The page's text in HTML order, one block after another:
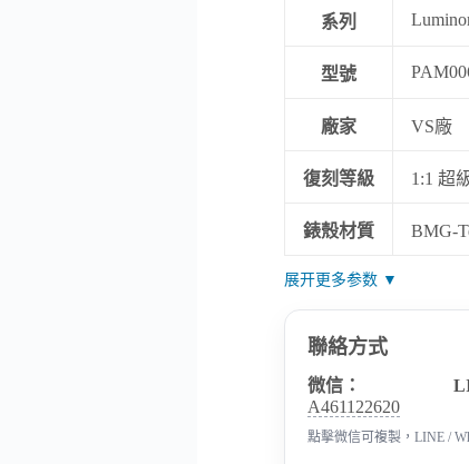
系列
型號
廠家 VS廠
復刻等級 1:1 超
錶殼材質 BMG-
展开更多参数 ▼
聯絡方式
微信：
A461122620
點擊微信可複製，LINE /